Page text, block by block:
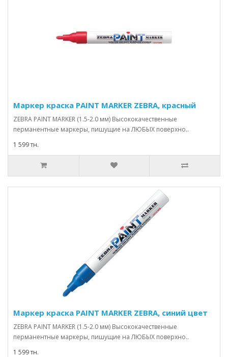
Маркер краска PAINT MARKER ZEBRA, красный
ZEBRA PAINT MARKER (1.5-2.0 мм) Высококачественные
перманентные маркеры, пишущие на ЛЮБЫХ поверхно..
1 599 тн.
Маркер краска PAINT MARKER ZEBRA, синий цвет
ZEBRA PAINT MARKER (1.5-2.0 мм) Высококачественные
перманентные маркеры, пишущие на ЛЮБЫХ поверхно..
1 599 тн.